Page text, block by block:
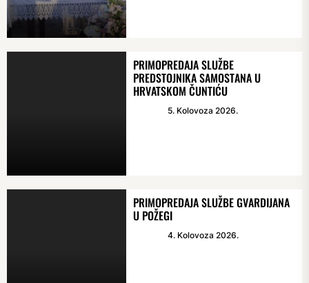
PRIMOPREDAJA SLUŽBE
PREDSTOJNIKA SAMOSTANA U
HRVATSKOM ČUNTIĆU
5. Kolovoza 2026.
PRIMOPREDAJA SLUŽBE GVARDIJANA
U POŽEGI
4. Kolovoza 2026.